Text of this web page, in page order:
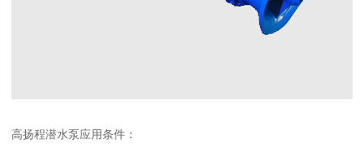
高扬程潜水泵应用条件：